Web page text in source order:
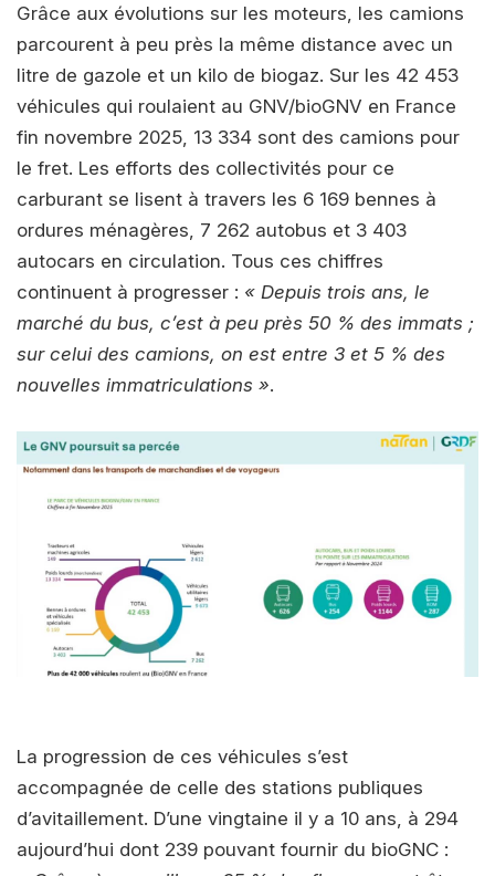
Grâce aux évolutions sur les moteurs, les camions
parcourent à peu près la même distance avec un
litre de gazole et un kilo de biogaz. Sur les 42 453
véhicules qui roulaient au GNV/bioGNV en France
fin novembre 2025, 13 334 sont des camions pour
le fret. Les efforts des collectivités pour ce
carburant se lisent à travers les 6 169 bennes à
ordures ménagères, 7 262 autobus et 3 403
autocars en circulation. Tous ces chiffres
continuent à progresser : « Depuis trois ans, le
marché du bus, c’est à peu près 50 % des immats ;
sur celui des camions, on est entre 3 et 5 % des
nouvelles immatriculations ».
La progression de ces véhicules s’est
accompagnée de celle des stations publiques
d’avitaillement. D’une vingtaine il y a 10 ans, à 294
aujourd’hui dont 239 pouvant fournir du bioGNC :